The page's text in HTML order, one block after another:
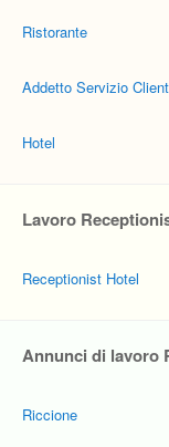
Ristorante
Addetto Servizio
Hotel
Lavoro
Receptionist Hotel
Annunci di lavoro
Riccione